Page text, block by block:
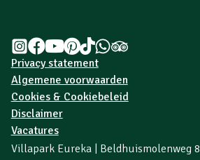
Privacy statement
Algemene voorwaarden
Cookies & Cookiebeleid
Disclaimer
Vacatures
Villapark Eureka | Beldhuismolenweg 8